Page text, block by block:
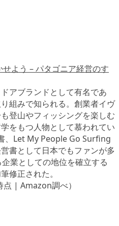
よう – パタゴニア経営のす
アブランドとして有名であ
組みで知られる。創業者イヴ
登山やフィッシングを楽しむ
をもつ人物として慕われてい
、Let My People Go Surfing
書として日本でもファンが多
業としての地位を確立する
修正された。
点 | Amazon調べ）